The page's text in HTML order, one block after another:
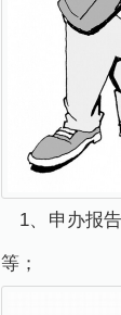
1、申办报
等；